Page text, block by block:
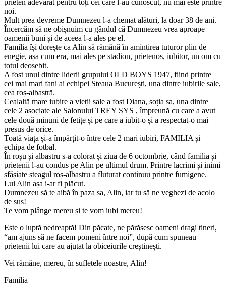
noi.
Mult prea devreme Dumnezeu l-a chemat alături, la doar 38 de ani.
Încercăm să ne obișnuim cu gândul că Dumnezeu vrea aproape
oamenii buni și de aceea l-a ales pe el.
Familia își dorește ca Alin să rămână în amintirea tuturor plin de
enegie, așa cum era, mai ales pe stadion, prietenos, iubitor, un om cu
totul deosebit.
A fost unul dintre liderii grupului OLD BOYS 1947, fiind printre
cei mai mari fani ai echipei Steaua București, una dintre iubirile sale,
cea roș-albastră.
Cealaltă mare iubire a vieții sale a fost Diana, soția sa, una dintre
cele 2 asociate ale Salonului TREY SYS , împreună cu care a avut
cele două minuni de fetițe și pe care a iubit-o și a respectat-o mai
presus de orice.
Toată viața și-a împărțit-o între cele 2 mari iubiri, FAMILIA și
echipa de fotbal.
În roșu și albastru s-a colorat și ziua de 6 octombrie, când familia și
prietenii l-au condus pe Alin pe ultimul drum. Printre lacrimi și inimi
sfâșiate steagul roș-albastru a fluturat continuu printre fumigene.
Lui Alin așa i-ar fi plăcut.
Dumnezeu să te aibă în paza sa, Alin, iar tu să ne veghezi de acolo
de sus!
Te vom plânge mereu și te vom iubi mereu!
Este o luptă nedreaptă! Din păcate, ne părăsesc oameni dragi tineri,
“am ajuns să ne facem pomeni între noi”, după cum spuneau
prietenii lui care au ajutat la obiceiurile creștinești.
Vei rămâne, mereu, în sufletele noastre, Alin!
Familia